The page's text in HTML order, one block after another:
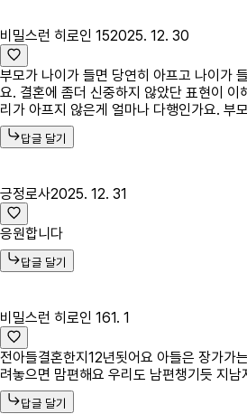
비밀스런 히로인 152025. 12. 30
부모가 나이가 들면 당연히 아프고 나이가
요. 결혼에 좀더 신중하지 않았단 표현이 이
리가 아프지 않은게 얼마나 다행인가요. 부
답글 달기
긍정로사2025. 12. 31
응원합니다
답글 달기
비밀스런 히로인 161. 1
전아들결혼한지12년됫어요 아들은 장가가
려놓으면 맘편해요 우리도 남편챙기듯 지남
답글 달기